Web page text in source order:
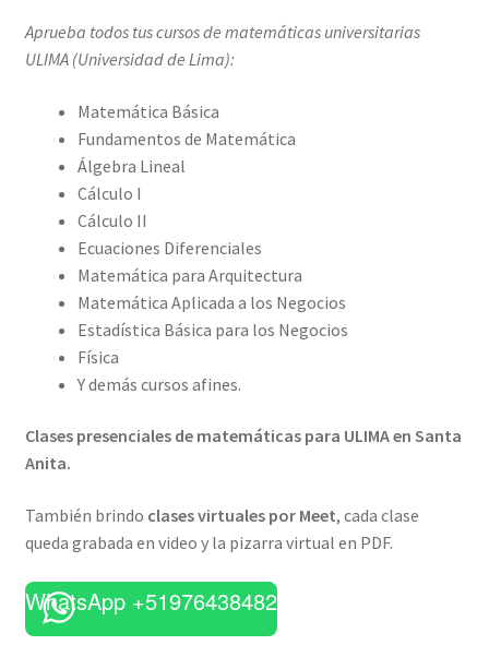
Aprueba todos tus cursos de matemáticas universitarias
ULIMA (Universidad de Lima):
Matemática Básica
Fundamentos de Matemática
Álgebra Lineal
Cálculo I
Cálculo II
Ecuaciones Diferenciales
Matemática para Arquitectura
Matemática Aplicada a los Negocios
Estadística Básica para los Negocios
Física
Y demás cursos afines.
Clases presenciales de matemáticas para ULIMA en Santa
Anita.
También brindo clases virtuales por Meet, cada clase
queda grabada en video y la pizarra virtual en PDF.
WhatsApp +51976438482